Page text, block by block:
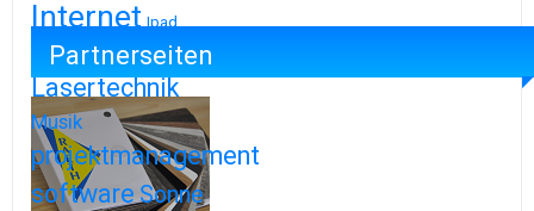
Internet Ipad
Iphone
Lasertechnik
Musik
projektmanagement
softwareSonne
Partnerseiten